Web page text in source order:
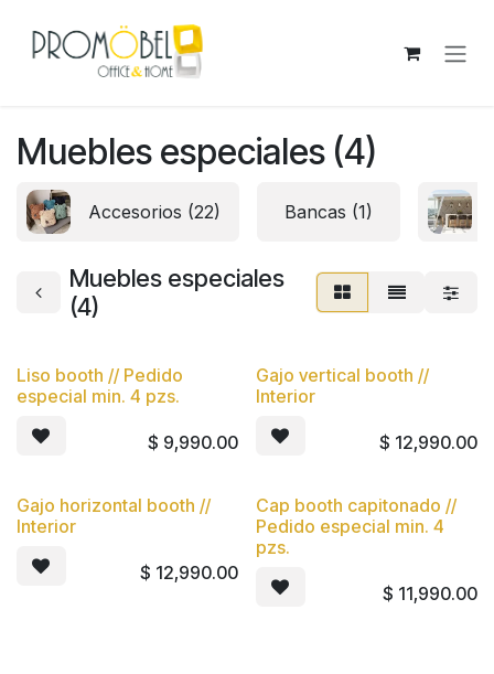
Muebles especiales (4)
Accesorios (22) Bancas (1)
Muebles especiales
(4)
Liso booth // Pedido
especial min. 4 pzs.
$ 9,990.00
Gajo vertical booth //
Interior
$ 12,990.00
Gajo horizontal booth //
Interior
$ 12,990.00
Cap booth capitonado //
Pedido especial min. 4
pzs.
$ 11,990.00